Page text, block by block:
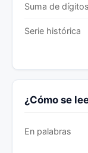
Suma de dígitos
Serie histórica
¿Cómo se
En palabras